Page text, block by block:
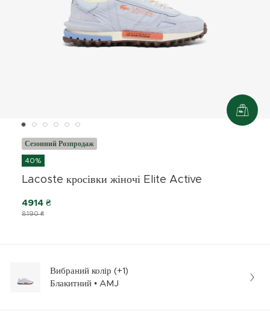
Сезонний Розпродаж
40%
Lacoste кросівки жіночі Elite Active
8190 ₴
4914 ₴
Вибраний колір (+1)
Блакитний • AMJ